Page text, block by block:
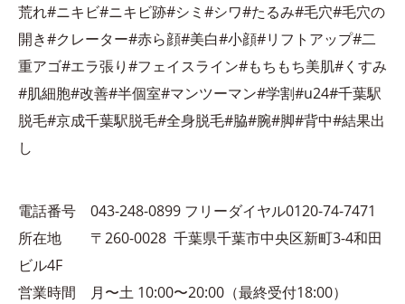
荒れ#ニキビ#ニキビ跡#シミ#シワ#たるみ#毛穴#毛穴の
開き#クレーター#赤ら顔#美白#小顔#リフトアップ#二
重アゴ#エラ張り#フェイスライン#もちもち美肌#くすみ
#肌細胞#改善#半個室#マンツーマン#学割#u24#千葉駅
脱毛#京成千葉駅脱毛#全身脱毛#脇#腕#脚#背中#結果出
し
電話番号 043-248-0899 フリーダイヤル0120-74-7471
所在地 〒260-0028 千葉県千葉市中央区新町3-4和田
ビル4F
営業時間 月〜土 10:00〜20:00（最終受付18:00）